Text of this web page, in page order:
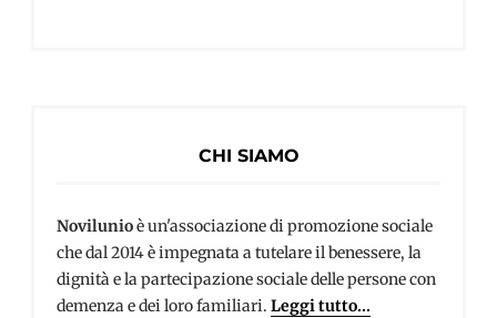
CHI SIAMO
Novilunioè un'associazione di promozione sociale
che dal 2014 è impegnata a tutelare il benessere, la
dignità e la partecipazione sociale delle persone con
demenza e dei loro familiari. Leggi tutto...